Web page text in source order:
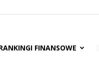
FINANSOWE